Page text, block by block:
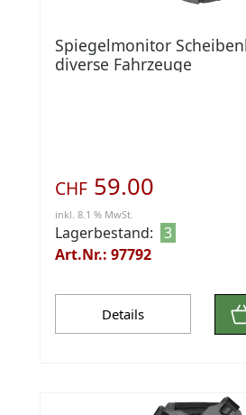
Spiegelmonitor
diverse Fahrzeuge
CHF 59.00
inkl. 8.1 % MwSt.
Lagerbestand: 3
Art.Nr.: 97792
Details